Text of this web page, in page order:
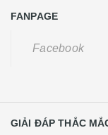
FANPAGE
Facebook
GIẢI ĐÁP THẮC